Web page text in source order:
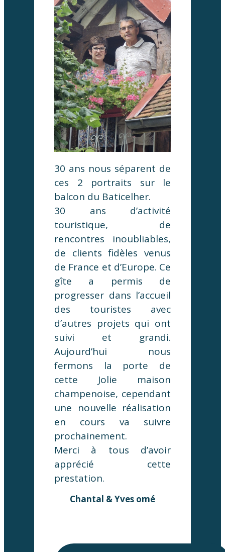
30 ans nous séparent de
ces 2 portraits sur le
balcon du Baticelher.
30 ans d’activité
touristique, de
rencontres inoubliables,
de clients fidèles venus
de France et d’Europe. Ce
gîte a permis de
progresser dans l’accueil
des touristes avec
d’autres projets qui ont
suivi et grandi.
Aujourd’hui nous
fermons la porte de
cette Jolie maison
champenoise, cependant
une nouvelle réalisation
en cours va suivre
prochainement.
Merci à tous d’avoir
apprécié cette
prestation.
Chantal & Yves omé